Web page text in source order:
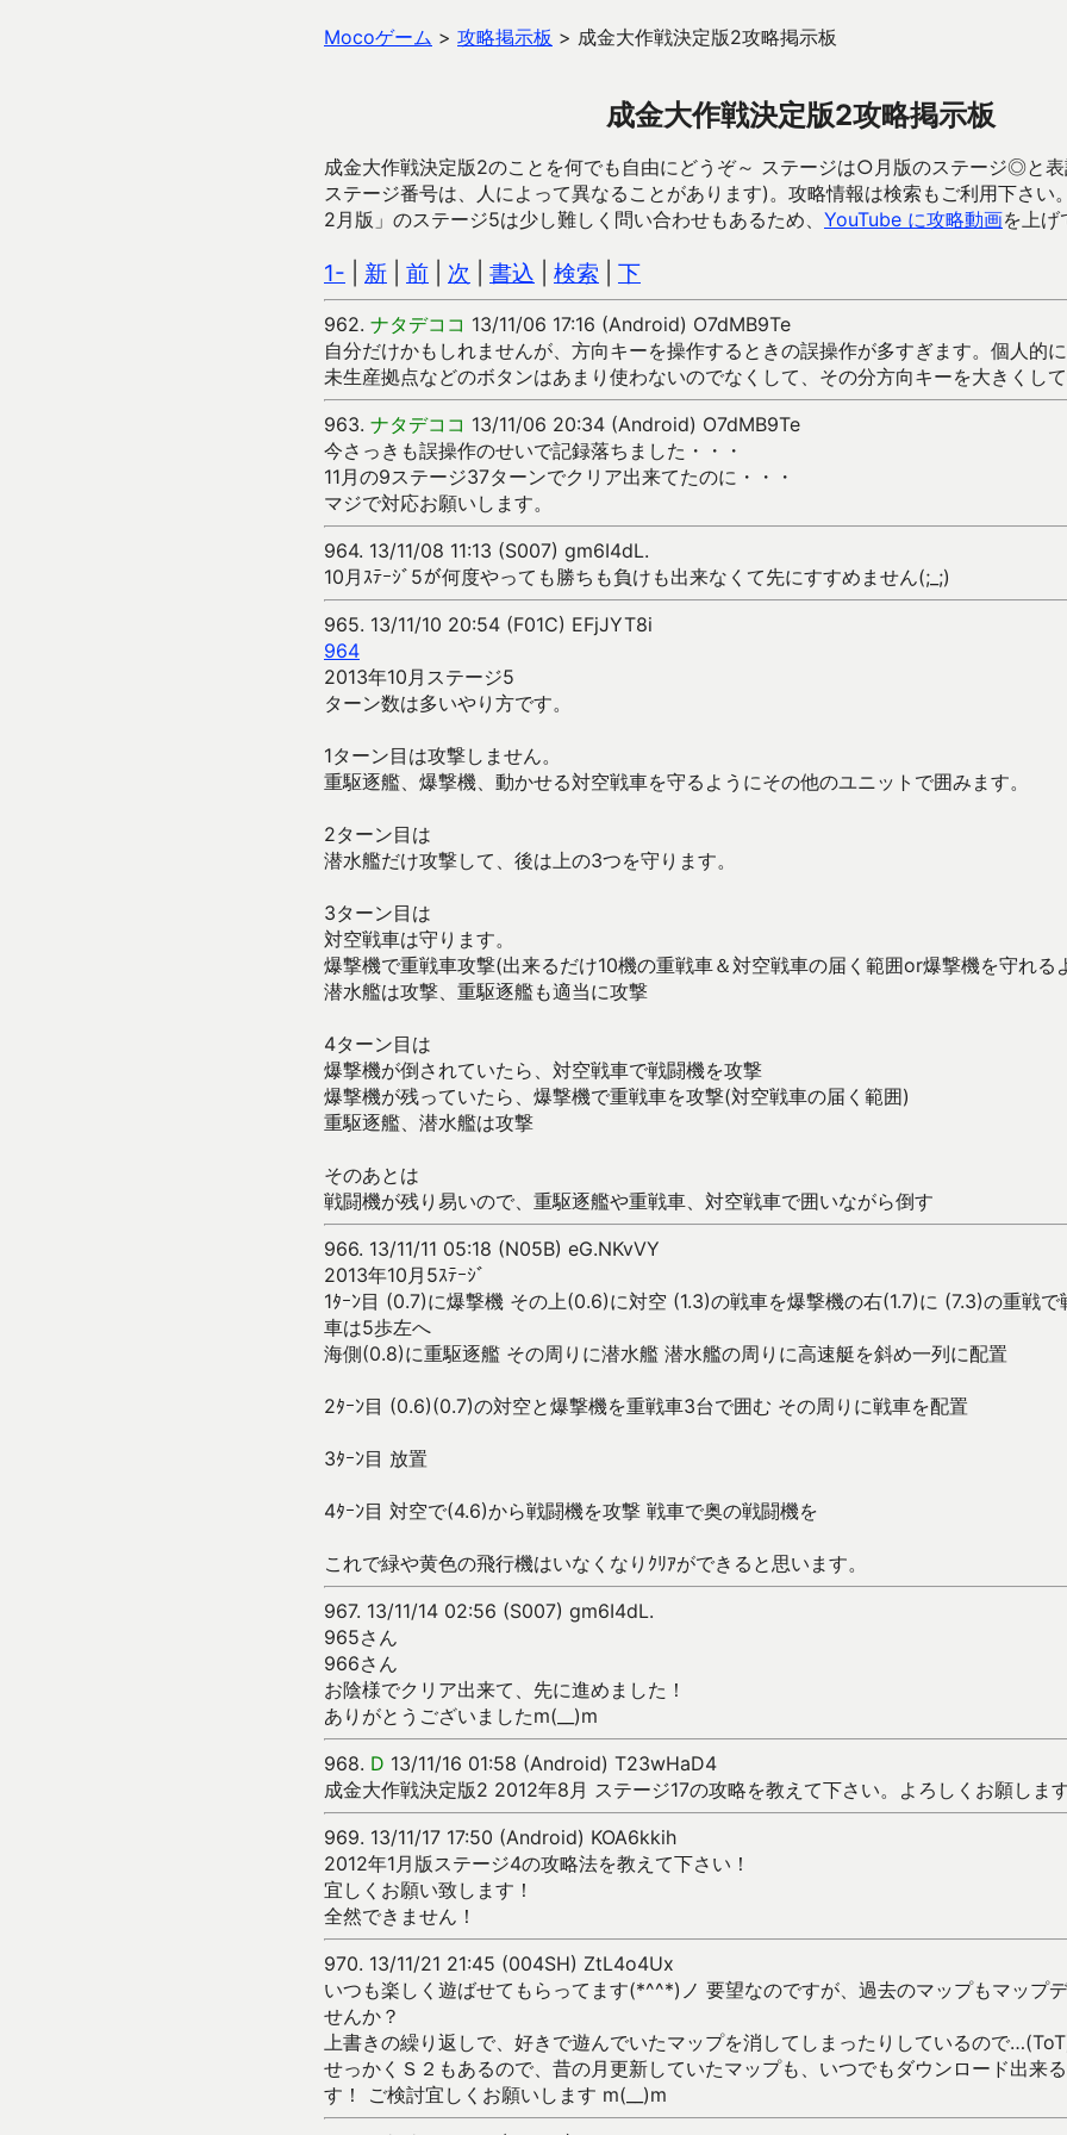
Mocoゲーム > 攻略掲示板 > 成金大作戦決定版2攻略掲示板
成金大作戦決定版2攻略掲示板
成金大作戦決定版2のことを何でも自由にどうぞ～ ステージは○月版のステージ◎と
ステージ番号は、人によって異なることがあります)。攻略情報は検索もご利用下さい
2月版」のステージ5は少し難しく問い合わせもあるため、 YouTube に攻略動画を上げ
1- 新 前 次 書込 検索 下
962. ナタデココ 13/11/06 17:16 (Android) O7dMB9Te
自分だけかもしれませんが、方向キーを操作するときの誤操作が多すぎます。個人的
未生産拠点などのボタンはあまり使わないのでなくして、その分方向キーを大きくして
963. ナタデココ 13/11/06 20:34 (Android) O7dMB9Te
今さっきも誤操作のせいで記録落ちました・・・
11月の9ステージ37ターンでクリア出来てたのに・・・
マジで対応お願いします。
964. 13/11/08 11:13 (S007) gm6I4dL.
10月ｽﾃｰｼﾞ5が何度やっても勝ちも負けも出来なくて先にすすめません(;_;)
965. 13/11/10 20:54 (F01C) EFjJYT8i
964
2013年10月ステージ5
ターン数は多いやり方です。
1ターン目は攻撃しません。
重駆逐艦、爆撃機、動かせる対空戦車を守るようにその他のユニットで囲みます。
2ターン目は
潜水艦だけ攻撃して、後は上の3つを守ります。
3ターン目は
対空戦車は守ります。
爆撃機で重戦車攻撃(出来るだけ10機の重戦車＆対空戦車の届く範囲or爆撃機を守れる
潜水艦は攻撃、重駆逐艦も適当に攻撃
4ターン目は
爆撃機が倒されていたら、対空戦車で戦闘機を攻撃
爆撃機が残っていたら、爆撃機で重戦車を攻撃(対空戦車の届く範囲)
重駆逐艦、潜水艦は攻撃
そのあとは
戦闘機が残り易いので、重駆逐艦や重戦車、対空戦車で囲いながら倒す
966. 13/11/11 05:18 (N05B) eG.NKvVY
2013年10月5ｽﾃｰｼﾞ
1ﾀｰﾝ目 (0.7)に爆撃機 その上(0.6)に対空 (1.3)の戦車を爆撃機の右(1.7)に (7.3)の重戦
車は5歩左へ
海側(0.8)に重駆逐艦 その周りに潜水艦 潜水艦の周りに高速艇を斜め一列に配置
2ﾀｰﾝ目 (0.6)(0.7)の対空と爆撃機を重戦車3台で囲む その周りに戦車を配置
3ﾀｰﾝ目 放置
4ﾀｰﾝ目 対空で(4.6)から戦闘機を攻撃 戦車で奥の戦闘機を
これで緑や黄色の飛行機はいなくなりｸﾘｱができると思います。
967. 13/11/14 02:56 (S007) gm6I4dL.
965さん
966さん
お陰様でクリア出来て、先に進めました！
ありがとうございましたm(__)m
968. D 13/11/16 01:58 (Android) T23wHaD4
成金大作戦決定版2 2012年8月 ステージ17の攻略を教えて下さい。よろしくお願します
969. 13/11/17 17:50 (Android) KOA6kkih
2012年1月版ステージ4の攻略法を教えて下さい！
宜しくお願い致します！
全然できません！
970. 13/11/21 21:45 (004SH) ZtL4o4Ux
いつも楽しく遊ばせてもらってます(*^^*)ノ 要望なのですが、過去のマップもマップ
せんか？
上書きの繰り返しで、好きで遊んでいたマップを消してしまったりしているので
せっかくＳ２もあるので、昔の月更新していたマップも、いつでもダウンロード出来
す！ ご検討宜しくお願いします m(__)m